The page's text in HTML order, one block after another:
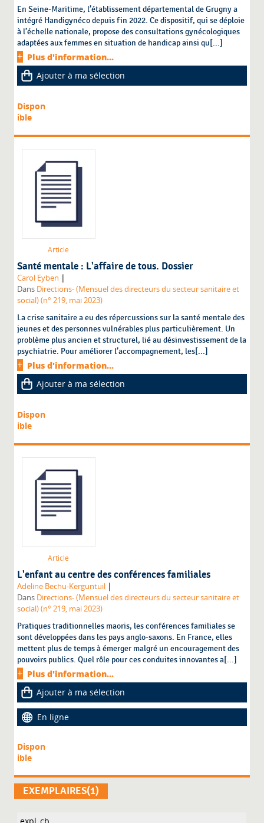
En Seine-Maritime, l’établissement départemental de Grugny a
intégré Handigynéco depuis fin 2022. Ce dispositif, qui se déploie
à l’échelle nationale, propose des consultations gynécologiques
adaptées aux femmes en situation de handicap ainsi qu[...]
Plus d'information...
Ajouter à ma sélection
Dispon
ible
Article
Santé mentale : L'affaire de tous. Dossier
Carol Eyben |
Dans Directions- (Mensuel des directeurs du secteur sanitaire et
social) (n° 219, mai 2023)
La crise sanitaire a eu des répercussions sur la santé mentale des
jeunes et des personnes vulnérables plus particulièrement. Un
problème plus ancien et structurel, lié au désinvestissement de la
psychiatrie. Pour améliorer l’accompagnement, les[...]
Plus d'information...
Ajouter à ma sélection
Dispon
ible
Article
L'enfant au centre des conférences familiales
Adeline Bechu-Kerguntuil |
Dans Directions- (Mensuel des directeurs du secteur sanitaire et
social) (n° 219, mai 2023)
Pratiques traditionnelles maoris, les conférences familiales se
sont développées dans les pays anglo-saxons. En France, elles
mettent plus de temps à émerger malgré un encouragement des
pouvoirs publics. Quel rôle pour ces conduites innovantes a[...]
Plus d'information...
Ajouter à ma sélection
En ligne
Dispon
ible
EXEMPLAIRES(1)